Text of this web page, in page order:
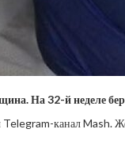
На 32-й неделе
канал Mash.